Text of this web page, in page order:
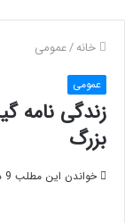
خانه/عمومی
عمومی
زندگی نامه
بزرگ
خواندن این مطلب 9 دقیقه زمان میبرد